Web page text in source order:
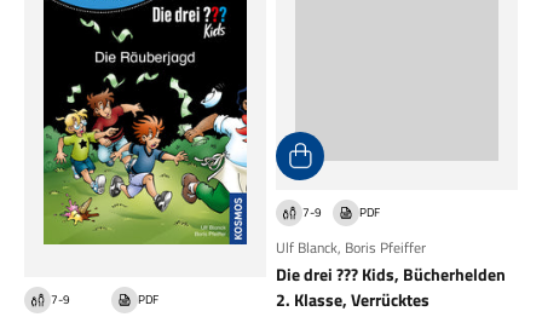
7-9
PDF
7-9 PDF
Ulf Blanck, Boris Pfeiffer
Die drei ??? Kids, Bücherhelden
2. Klasse, Verrücktes